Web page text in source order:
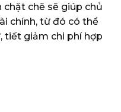
chặt chẽ sẽ giúp chủ
chính, từ đó có thể
tiết giảm chi phí hợp